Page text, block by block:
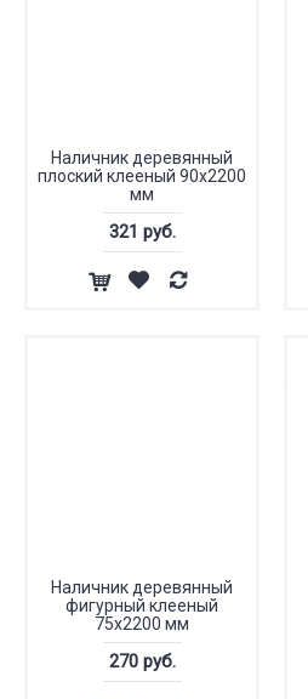
Наличник деревянный
плоский клееный 90x2200
мм
321 руб.
Наличник деревянный
фигурный клееный
75х2200 мм
270 руб.